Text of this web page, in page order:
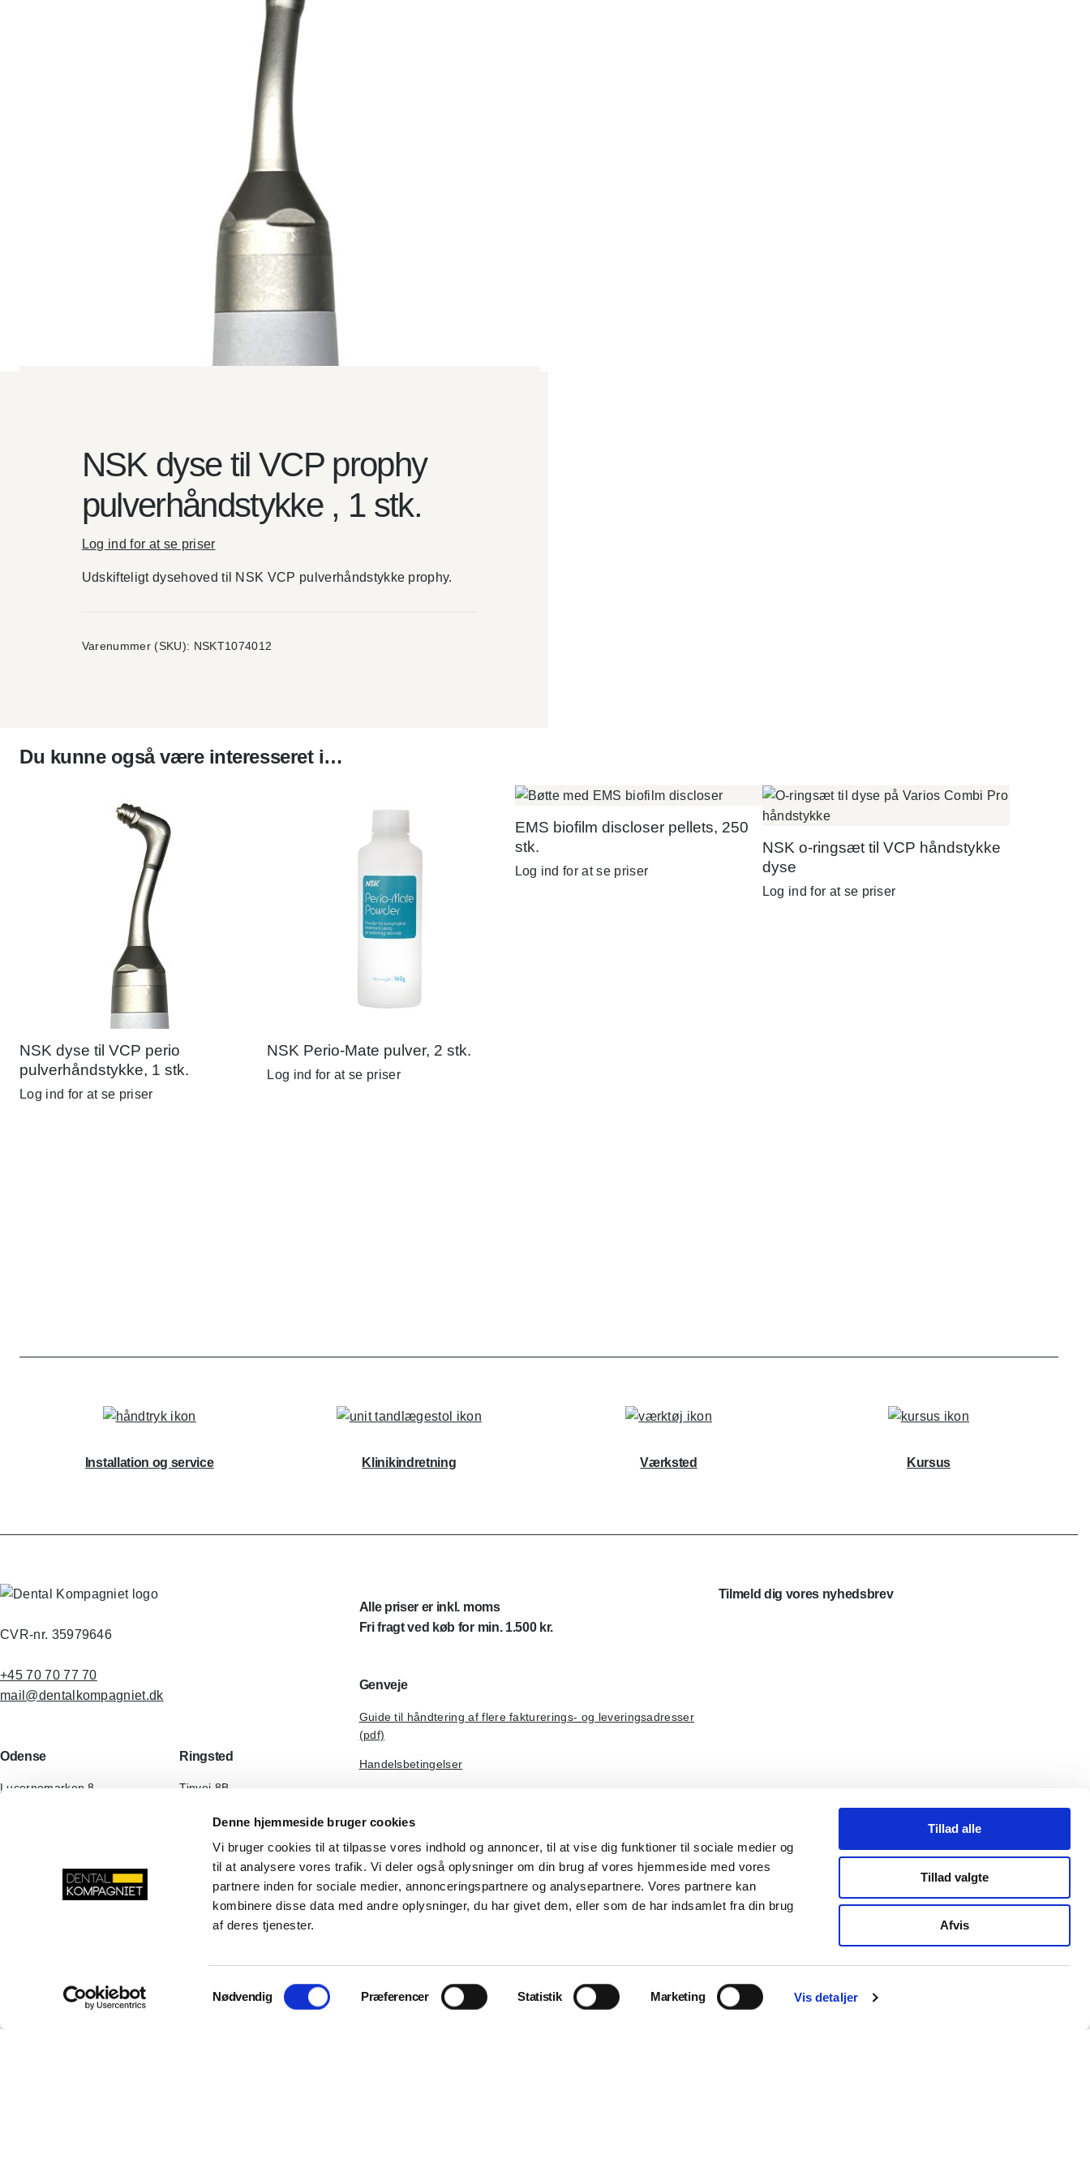
Denne hjemmeside bruger cookies
Vi bruger cookies til at tilpasse vores indhold og annoncer, til at vise dig funktioner til sociale medier og
til at analysere vores trafik. Vi deler også oplysninger om din brug af vores hjemmeside med vores
partnere inden for sociale medier, annonceringspartnere og analysepartnere. Vores partnere kan
kombinere disse data med andre oplysninger, du har givet dem, eller som de har indsamlet fra din brug
af deres tjenester.
Samtykkevalg
Nødvendig Præferencer Statistik Marketing Vis detaljer
Tillad alle
Tillad valgte
Afvis
NSK dyse til VCP prophy
pulverhåndstykke , 1 stk.
Log ind for at se priser
Udskifteligt dysehoved til NSK VCP pulverhåndstykke prophy.
Varenummer (SKU): NSKT1074012
Du kunne også være interesseret i…
NSK dyse til VCP perio
pulverhåndstykke, 1 stk.
Log ind for at se priser
NSK Perio-Mate pulver, 2 stk.
Log ind for at se priser
EMS biofilm discloser pellets, 250
stk.
Log ind for at se priser
NSK o-ringsæt til VCP håndstykke
dyse
Log ind for at se priser
Installation og service Klinikindretning Værksted Kursus
CVR-nr. 35979646
+45 70 70 77 70
mail@dentalkompagniet.dk
Odense
Lucernemarken 8
Ringsted
Tinvej 8B
Danmark
Alle priser er inkl. moms
Fri fragt ved køb for min. 1.500 kr.
Genveje
Guide til håndtering af flere fakturerings- og leveringsadresser
(pdf)
Handelsbetingelser
Tilmeld dig vores nyhedsbrev